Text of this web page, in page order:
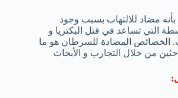
مضاد للالتهاب بسبب وجود
التي تساعد في قتل البكتريا و
الخصائص المضادة للسرطان هو ما
من خلال التجارب و الأبحاث